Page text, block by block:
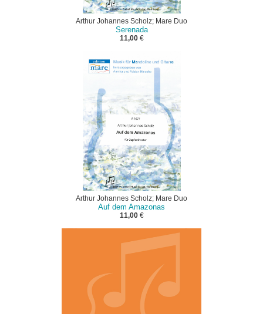
Arthur Johannes Scholz; Mare Duo
Serenada
11,00€
Arthur Johannes Scholz; Mare Duo
Auf dem Amazonas
11,00€